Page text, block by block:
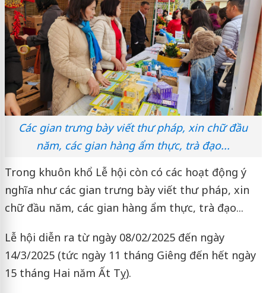
Các gian trưng bày viết thư pháp, xin chữ đầu
năm, các gian hàng ẩm thực, trà đạo...
Trong khuôn khổ Lễ hội còn có các hoạt động ý
nghĩa như các gian trưng bày viết thư pháp, xin
chữ đầu năm, các gian hàng ẩm thực, trà đạo...
Lễ hội diễn ra từ ngày 08/02/2025 đến ngày
14/3/2025 (tức ngày 11 tháng Giêng đến hết ngày
15 tháng Hai năm Ất Tỵ).